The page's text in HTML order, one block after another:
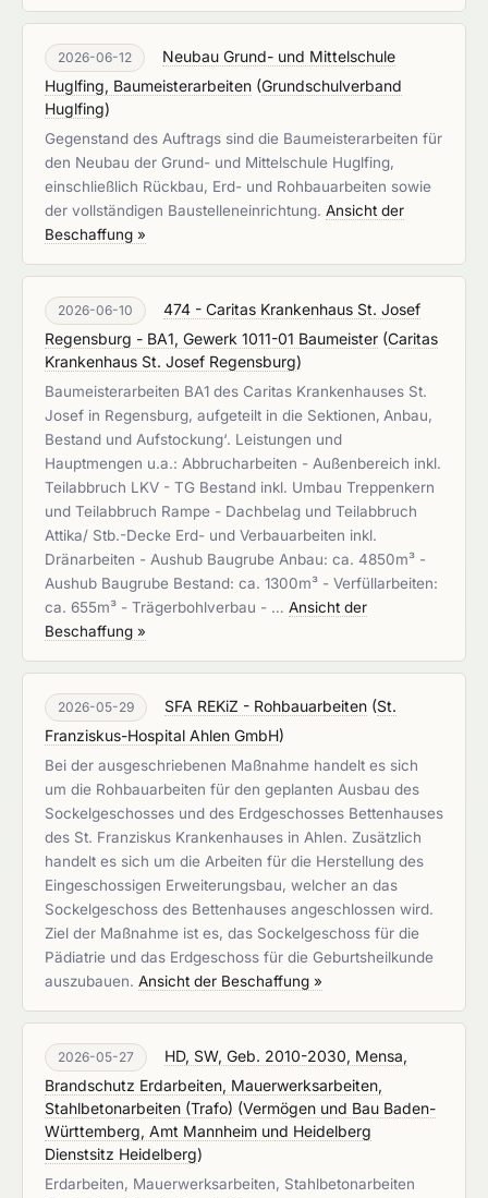
2026-06-12
Neubau Grund- und Mittelschule
Huglfing, Baumeisterarbeiten (Grundschulverband
Huglfing)
Gegenstand des Auftrags sind die Baumeisterarbeiten für
den Neubau der Grund- und Mittelschule Huglfing,
einschließlich Rückbau, Erd- und Rohbauarbeiten sowie
der vollständigen Baustelleneinrichtung. Ansicht der
Beschaffung »
2026-06-10
474 - Caritas Krankenhaus St. Josef
Regensburg - BA1, Gewerk 1011-01 Baumeister (Caritas
Krankenhaus St. Josef Regensburg)
Baumeisterarbeiten BA1 des Caritas Krankenhauses St.
Josef in Regensburg, aufgeteilt in die Sektionen‚ Anbau,
Bestand und Aufstockung‘. Leistungen und
Hauptmengen u.a.: Abbrucharbeiten - Außenbereich inkl.
Teilabbruch LKV - TG Bestand inkl. Umbau Treppenkern
und Teilabbruch Rampe - Dachbelag und Teilabbruch
Attika/ Stb.-Decke Erd- und Verbauarbeiten inkl.
Dränarbeiten - Aushub Baugrube Anbau: ca. 4850m³ -
Aushub Baugrube Bestand: ca. 1300m³ - Verfüllarbeiten:
ca. 655m³ - Trägerbohlverbau - … Ansicht der
Beschaffung »
2026-05-29 SFA REKiZ - Rohbauarbeiten (St.
Franziskus-Hospital Ahlen GmbH)
Bei der ausgeschriebenen Maßnahme handelt es sich
um die Rohbauarbeiten für den geplanten Ausbau des
Sockelgeschosses und des Erdgeschosses Bettenhauses
des St. Franziskus Krankenhauses in Ahlen. Zusätzlich
handelt es sich um die Arbeiten für die Herstellung des
Eingeschossigen Erweiterungsbau, welcher an das
Sockelgeschoss des Bettenhauses angeschlossen wird.
Ziel der Maßnahme ist es, das Sockelgeschoss für die
Pädiatrie und das Erdgeschoss für die Geburtsheilkunde
auszubauen. Ansicht der Beschaffung »
2026-05-27
HD, SW, Geb. 2010-2030, Mensa,
Brandschutz Erdarbeiten, Mauerwerksarbeiten,
Stahlbetonarbeiten (Trafo) (Vermögen und Bau Baden-
Württemberg, Amt Mannheim und Heidelberg
Dienstsitz Heidelberg)
Erdarbeiten, Mauerwerksarbeiten, Stahlbetonarbeiten